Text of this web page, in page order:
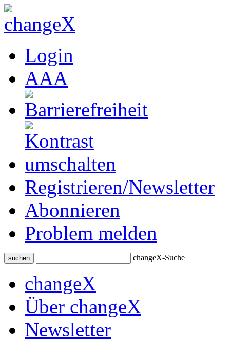
Login
AAA
Registrieren/Newsletter
Abonnieren
Problem melden
suchen changeX-Suche
changeX
Über changeX
Newsletter